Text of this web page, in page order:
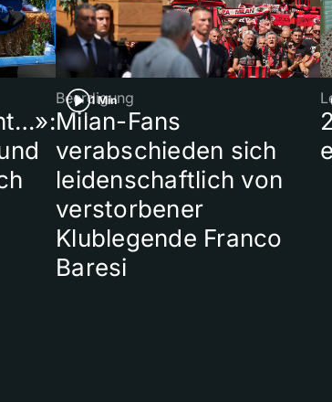
1 Min
Beerdigung
Milan-Fans
verabschieden sich
leidenschaftlich von
verstorbener
Klublegende Franco
Baresi